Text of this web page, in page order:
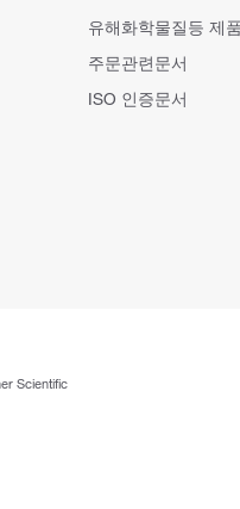
유해화학물질등 제
주문관련문서
ISO 인증문서
Scientific